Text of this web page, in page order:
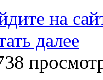
на
далее